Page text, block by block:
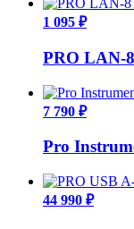
1 095 ₽
PRO LAN-
7 790 ₽
Pro
44 990 ₽